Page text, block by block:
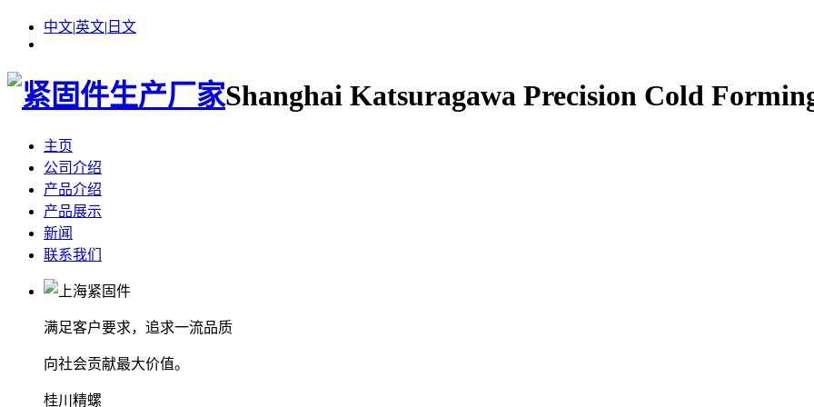
中文|英文| 日文
Shanghai Katsuragawa Precision Cold
主页
公司介绍
产品介绍
产品展示
新闻
联系我们
满足客户要求，追求一流品质
向社会贡献最大价值。
桂川精螺